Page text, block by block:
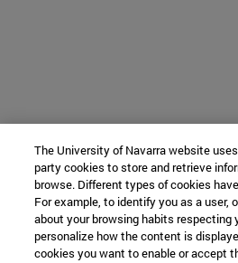
The University of Navarra website
party cookies to store and retrieve
browse. Different types of cookies
For example, to identify you as a user,
about your browsing habits respecting
personalize how the content is
cookies you want to enable or accept